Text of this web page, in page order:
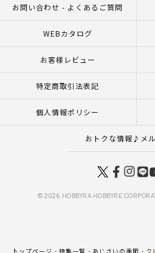
お問い合わせ - よくあるご質問
WEBカタログ
お客様レビュー
特定商取引法表記
個人情報ポリシー
おトクな情報♪メ
© 2026 HOBBYRA HOBBYRE
トップページ 特集一覧 あじさいの季節 ク